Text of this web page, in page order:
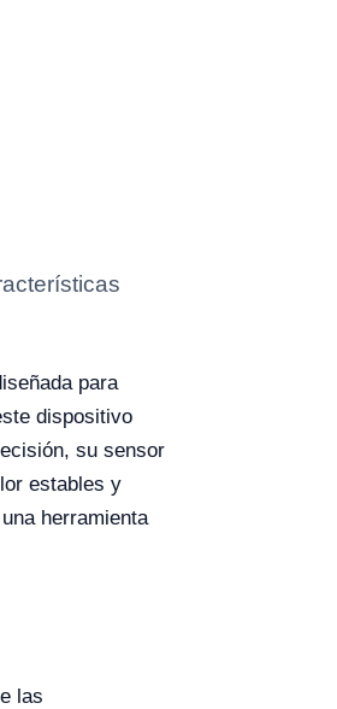
para
dispositivo
su sensor
estables y
herramienta
las